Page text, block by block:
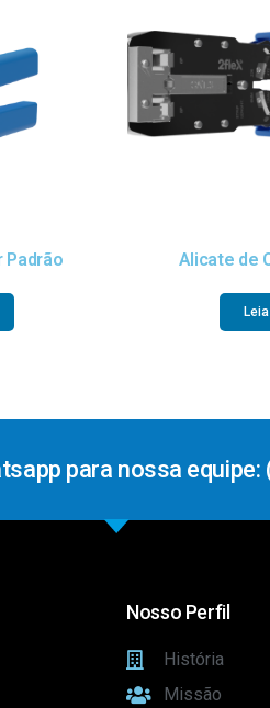
Padrão Alicate de
para nossa
Nosso Perfil
História
Missão